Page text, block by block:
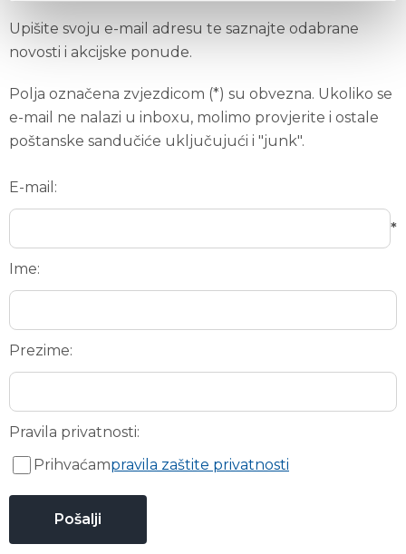
Upišite svoju e-mail adresu te saznajte odabrane
novosti i akcijske ponude.
Polja označena zvjezdicom (*) su obvezna. Ukoliko se
e-mail ne nalazi u inboxu, molimo provjerite i ostale
poštanske sandučiće uključujući i "junk".
E-mail:
*
Ime:
Prezime:
Pravila privatnosti:
Prihvaćampravila zaštite privatnosti